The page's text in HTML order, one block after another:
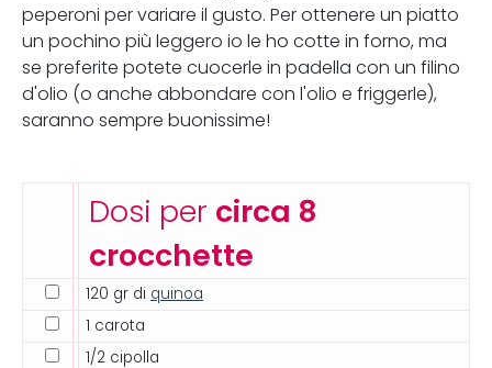
peperoni per variare il gusto. Per ottenere un piatto
un pochino più leggero io le ho cotte in forno, ma
se preferite potete cuocerle in padella con un filino
d'olio (o anche abbondare con l'olio e friggerle),
saranno sempre buonissime!
Dosi per circa 8
crocchette
120 gr di quinoa
1 carota
1/2 cipolla